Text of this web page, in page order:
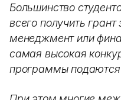
Большинство
всего получить
менеджмент или
самая высокая
программы подаются